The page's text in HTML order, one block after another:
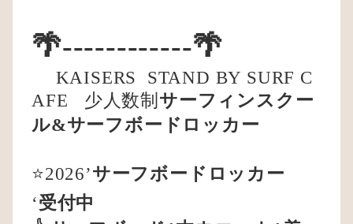
🌴------------🌴
KAISERS
STAND BY SURF C
AFE
少人数制 サーフィンスクー
ル&サーフボードロッカー
⭐️2026’サーフボードロッカー
‘受付中